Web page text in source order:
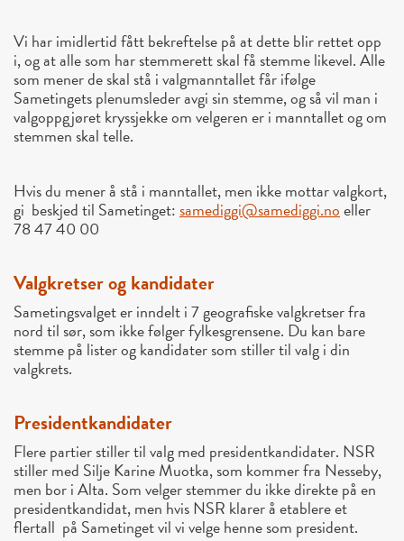
Vi har imidlertid fått bekreftelse på at dette blir rettet opp
i, og at alle som har stemmerett skal få stemme likevel. Alle
som mener de skal stå i valgmanntallet får ifølge
Sametingets plenumsleder avgi sin stemme, og så vil man i
valgoppgjøret kryssjekke om velgeren er i manntallet og om
stemmen skal telle.
Hvis du mener å stå i manntallet, men ikke mottar valgkort,
gi beskjed til Sametinget:samediggi@samediggi.noeller
78 47 40 00
Valgkretser og kandidater
Sametingsvalget er inndelt i 7 geografiske valgkretser fra
nord til sør, som ikke følger fylkesgrensene. Du kan bare
stemme på lister og kandidater som stiller til valg i din
valgkrets.
Presidentkandidater
Flere partier stiller til valg med presidentkandidater. NSR
stiller med Silje Karine Muotka, som kommer fra Nesseby,
men bor i Alta. Som velger stemmer du ikke direkte på en
presidentkandidat, men hvis NSR klarer å etablere et
flertall på Sametinget vil vi velge henne som president.